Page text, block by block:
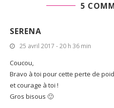
5
SERENA
25 avril 2017 - 20 h 36 min
Coucou,
Bravo à toi pour cette perte de
et courage à toi !
Gros bisous 🙂